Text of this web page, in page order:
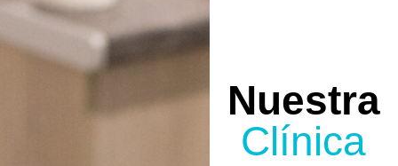
Nuestra
Clínica